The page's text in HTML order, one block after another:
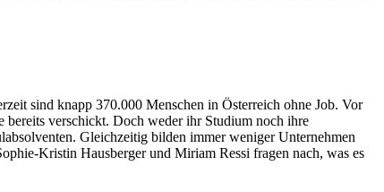
sind knapp 370.000 Menschen in Österreich ohne Job. Vor
verschickt. Doch weder ihr Studium noch ihre
Gleichzeitig bilden immer weniger Unternehmen
Kristin Hausberger und Miriam Ressi fragen nach, was es